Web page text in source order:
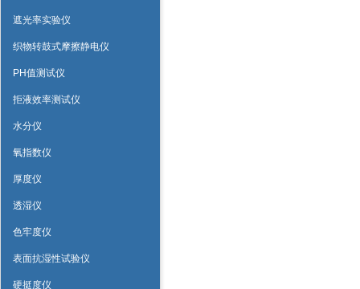
遮光率实验仪
织物转鼓式摩擦静电仪
PH值测试仪
拒液效率测试仪
水分仪
氧指数仪
厚度仪
透湿仪
色牢度仪
表面抗湿性试验仪
硬挺度仪